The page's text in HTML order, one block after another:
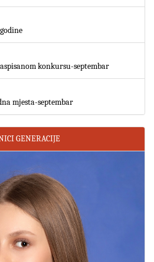
konkursu-septembar
mjesta-septembar
GENERACIJE